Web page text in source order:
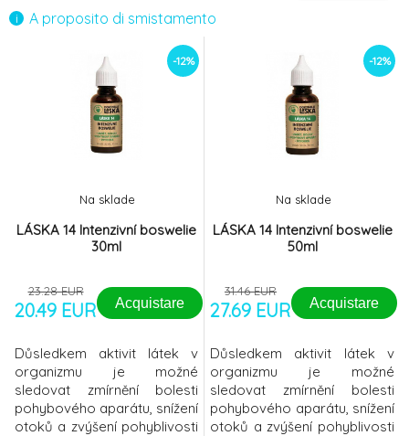
A proposito di smistamento
-12%
LÁSKA 14 Intenzivní boswelie
30ml
Na sklade
23.28 EUR
20.49 EUR Acquistare
Důsledkem aktivit látek v
organizmu je možné
sledovat zmírnění bolesti
pohybového aparátu, snížení
otoků a zvýšení pohyblivosti
-12%
LÁSKA 14 Intenzivní boswelie
50ml
Na sklade
31.46 EUR
27.69 EUR Acquistare
Důsledkem aktivit látek v
organizmu je možné
sledovat zmírnění bolesti
pohybového aparátu, snížení
otoků a zvýšení pohyblivosti